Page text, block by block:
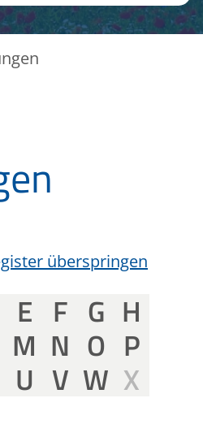
überspringen
E F G H
M N O P
U V W X